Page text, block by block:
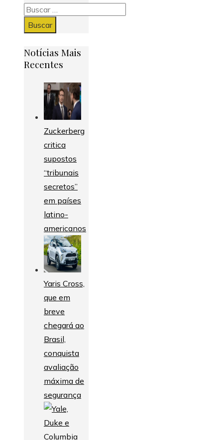
Buscar:
Notícias Mais
Recentes
Zuckerberg
critica
supostos
“tribunais
secretos”
em países
latino-
americanos
Yaris Cross,
que em
breve
chegará ao
Brasil,
conquista
avaliação
máxima de
segurança